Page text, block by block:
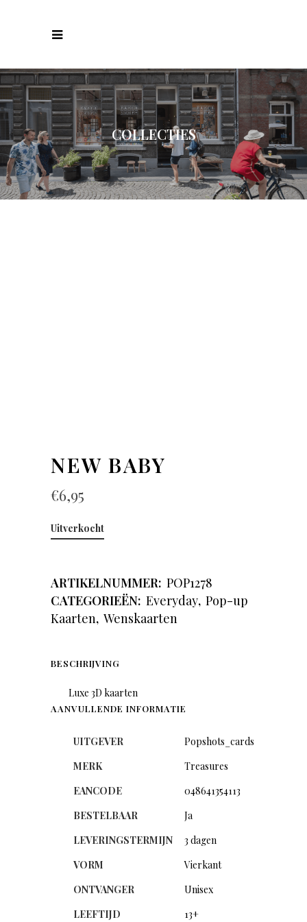
COLLECTIES
NEW BABY
€6,95
Uitverkocht
ARTIKELNUMMER: POP1278
CATEGORIEËN: Everyday, Pop-up
Kaarten, Wenskaarten
BESCHRIJVING
Luxe 3D kaarten
AANVULLENDE INFORMATIE
UITGEVER
Popshots_cards
MERK
Treasures
EANCODE
048641354113
BESTELBAAR
Ja
LEVERINGSTERMIJN
3 dagen
VORM
Vierkant
ONTVANGER
Unisex
LEEFTIJD
13+